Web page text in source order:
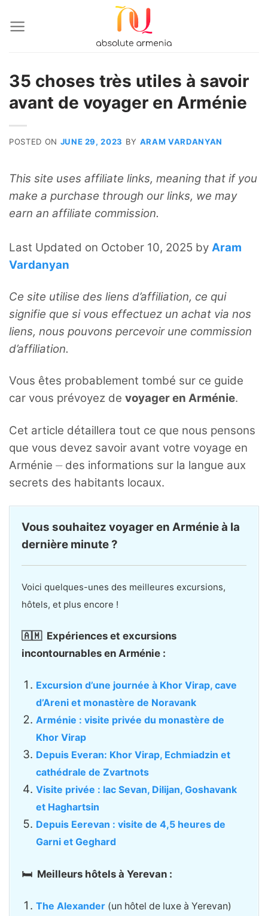
35 choses très utiles à savoir
avant de voyager en Arménie
POSTED ON JUNE 29, 2023 BY ARAM VARDANYAN
This site uses affiliate links, meaning that if you
make a purchase through our links, we may
earn an affiliate commission.
Last Updated on October 10, 2025 by Aram
Vardanyan
Ce site utilise des liens d’affiliation, ce qui
signifie que si vous effectuez un achat via nos
liens, nous pouvons percevoir une commission
d’affiliation.
Vous êtes probablement tombé sur ce guide
car vous prévoyez de voyager en Arménie.
Cet article détaillera tout ce que nous pensons
que vous devez savoir avant votre voyage en
Arménie ⏤ des informations sur la langue aux
secrets des habitants locaux.
Vous souhaitez voyager en Arménie à la
dernière minute ?
Voici quelques-unes des meilleures excursions,
hôtels, et plus encore !
🇦🇲 Expériences et excursions
incontournables en Arménie :
Excursion d’une journée à Khor Virap, cave
d’Areni et monastère de Noravank
Arménie : visite privée du monastère de
Khor Virap
Depuis Everan: Khor Virap, Echmiadzin et
cathédrale de Zvartnots
Visite privée : lac Sevan, Dilijan, Goshavank
et Haghartsin
Depuis Eerevan : visite de 4,5 heures de
Garni et Geghard
🛏️ Meilleurs hôtels à Yerevan :
The Alexander (un hôtel de luxe à Yerevan)